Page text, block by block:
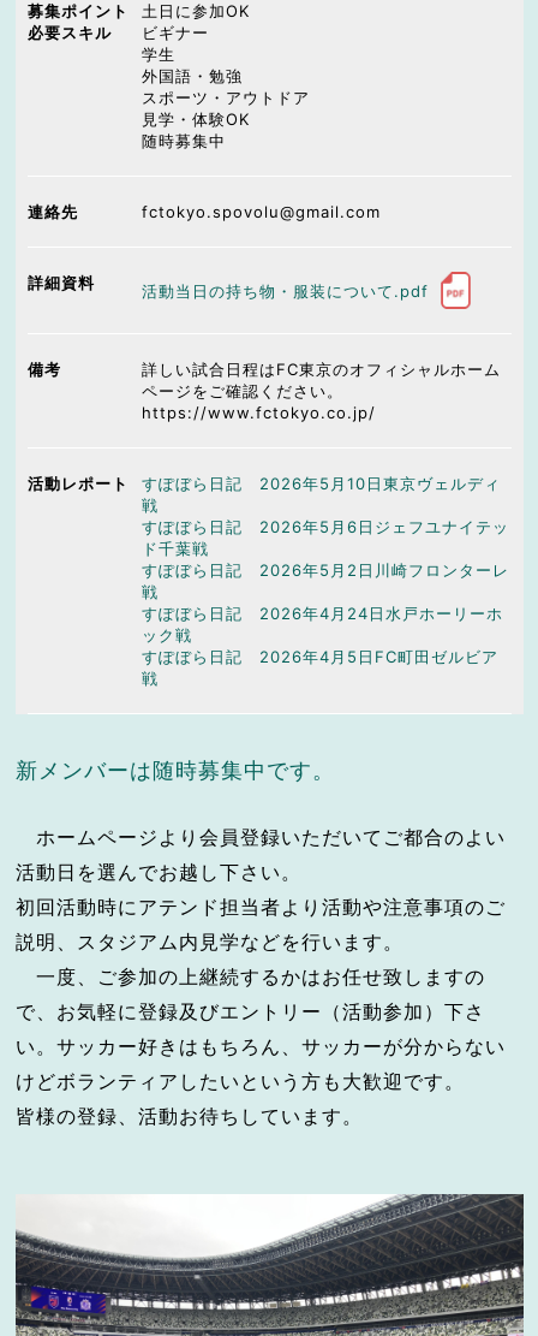
募集ポイント
必要スキル
土日に参加OK
ビギナー
学生
外国語・勉強
スポーツ・アウトドア
見学・体験OK
随時募集中
連絡先 fctokyo.spovolu@gmail.com
詳細資料 活動当日の持ち物・服装について.pdf
備考
詳しい試合日程はFC東京のオフィシャルホーム
ページをご確認ください。
https://www.fctokyo.co.jp/
活動レポート
すぽぼら日記 2026年5月10日東京ヴェルディ
戦
すぽぼら日記 2026年5月6日ジェフユナイテッ
ド千葉戦
すぽぼら日記 2026年5月2日川崎フロンターレ
戦
すぽぼら日記 2026年4月24日水戸ホーリーホ
ック戦
すぽぼら日記 2026年4月5日FC町田ゼルビア
戦
新メンバーは随時募集中です。
ホームページより会員登録いただいてご都合のよい
活動日を選んでお越し下さい。
初回活動時にアテンド担当者より活動や注意事項のご
説明、スタジアム内見学などを行います。
一度、ご参加の上継続するかはお任せ致しますの
で、お気軽に登録及びエントリー（活動参加）下さ
い。サッカー好きはもちろん、サッカーが分からない
けどボランティアしたいという方も大歓迎です。
皆様の登録、活動お待ちしています。